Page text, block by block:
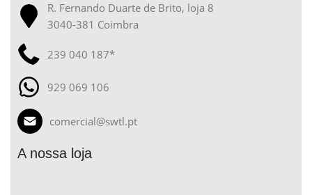
R. Fernando Duarte de Brito, loja 8
3040-381 Coimbra
239 040 187*
929 069 106
comercial@swtl.pt
A nossa loja